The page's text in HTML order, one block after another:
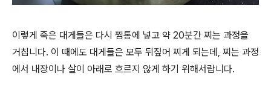
이렇게 죽은 대게들은 다시 찜통에 넣고 약 20분간 찌는 과정을
거칩니다. 이 때에도 대게들은 모두 뒤짚어 찌게 되는데, 찌는 과정
에서 내장이나 살이 아래로 흐르지 않게 하기 위해서랍니다.